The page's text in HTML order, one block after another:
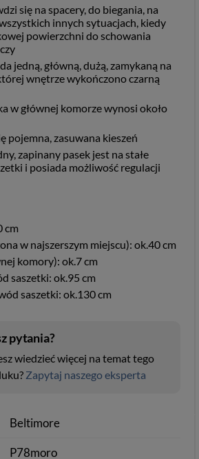
się na spacery, do biegania, na
innych sytuacjach, kiedy
powierzchni do schowania
jedną, główną, dużą, zamykaną na
wnętrze wykończono czarną
w głównej komorze wynosi około
pojemna, zasuwana kieszeń
zapinany pasek jest na stałe
i posiada możliwość regulacji
cm
w najszerszym miejscu): ok.40 cm
komory): ok.7 cm
saszetki: ok.95 cm
saszetki: ok.130 cm
pytania?
wiedzieć więcej na temat tego
Zapytaj naszego eksperta
Beltimore
P78moro